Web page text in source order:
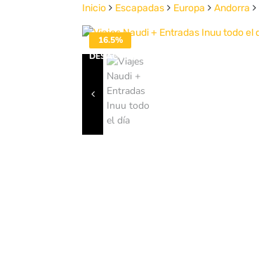
Inicio Escapadas Europa Andorra
16.5%
DESACTIVADO